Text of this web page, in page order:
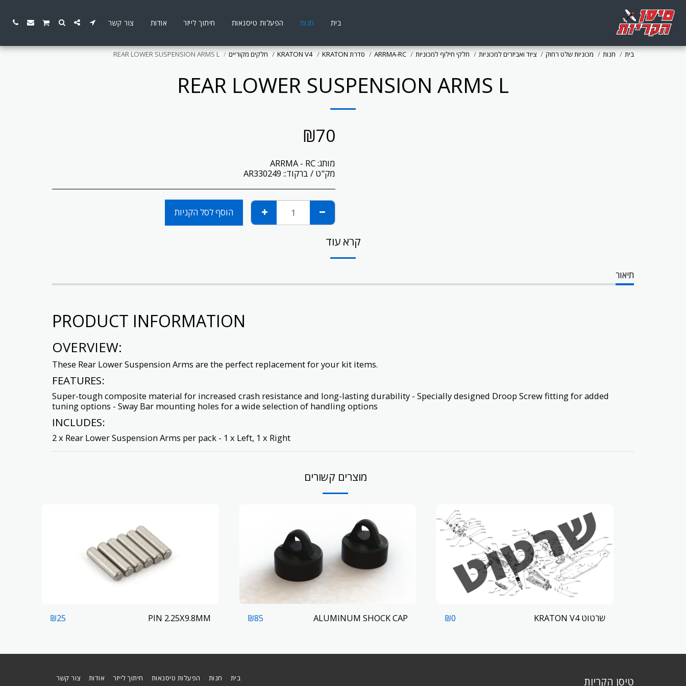
בית חנות הפעלות טיסנאות חיתוך לייזר אודות צור קשר
בית חנות מכוניות שלט רחוק ציוד ואביזרים למכוניות חלקי חילוף למכוניות ARRMA-RC סדרת KRATON KRATON V4 חלקים מקוריים REAR LOWER SUSPENSION ARMS L
REAR LOWER SUSPENSION ARMS L
₪70
מותג:ARRMA - RC
מק"ט / ברקוד:: AR330249
הוסף לסל הקניות
קרא עוד
תיאור
PRODUCT INFORMATION
OVERVIEW:
These Rear Lower Suspension Arms are the perfect replacement for your kit items.
FEATURES:
Super-tough composite material for increased crash resistance and long-lasting durability - Specially designed Droop Screw fitting for added
tuning options - Sway Bar mounting holes for a wide selection of handling options
INCLUDES:
2 x Rear Lower Suspension Arms per pack - 1 x Left, 1 x Right
מוצרים קשורים
שרטוט KRATON V4 ₪0
ALUMINUM SHOCK CAP
₪85
PIN 2.25X9.8MM
₪25
טיסן הקריות בית חנות הפעלות טיסנאות חיתוך לייזר אודות צור קשר